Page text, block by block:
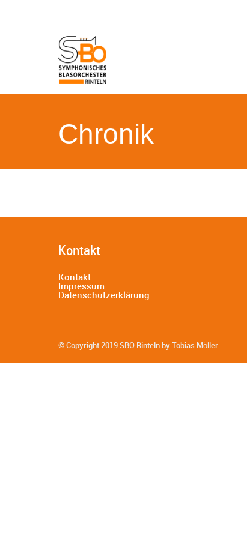
Chronik
Kontakt
Kontakt
Impressum
Datenschutzerklärung
© Copyright 2019 SBO Rinteln by Tobias Möller